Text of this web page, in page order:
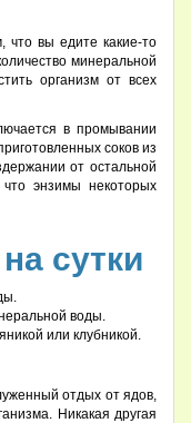
вы едите какие-то
минеральной
организм от всех
в промывании
соков из
от остальной
энзимы некоторых
сутки
воды.
или клубникой.
отдых от ядов,
Никакая другая